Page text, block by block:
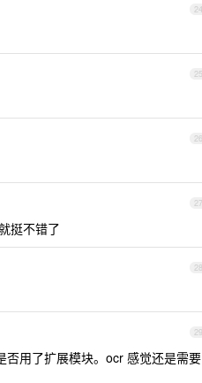
24
25
26
27
挺不错了
28
29
用了扩展模块。ocr 感觉还是需要